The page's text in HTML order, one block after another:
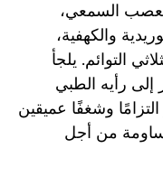
العصب السمعي،
والكهفية،
التوائم. يلجأ
رأيه الطبي
وشغفًا عميقين
من أجل